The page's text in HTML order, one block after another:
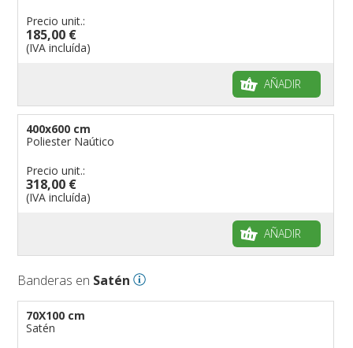
Precio unit.:
185,00 €
(IVA incluída)
AÑADIR
400x600 cm
Poliester Naútico
Precio unit.:
318,00 €
(IVA incluída)
AÑADIR
Banderas en Satén
70X100 cm
Satén